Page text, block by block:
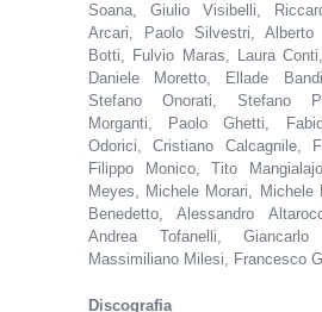
Soana, Giulio Visibelli,
Arcari, Paolo Silvestri, Alberto
Botti, Fulvio Maras, Laura
Daniele Moretto, Ellade
Stefano Onorati, Stefano
Morganti, Paolo Ghetti,
Odorici, Cristiano Calcagnile,
Filippo Monico, Tito
Meyes, Michele Morari, Michele
Benedetto, Alessandro
Andrea Tofanelli,
Massimiliano Milesi, Francesco
Discografia